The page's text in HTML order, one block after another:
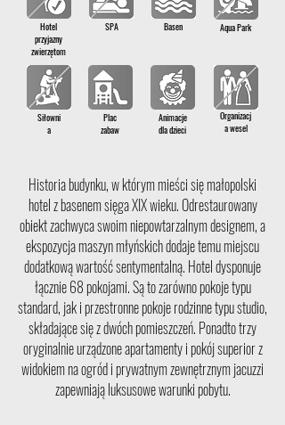
Hotel
przyjazny
zwierzętom
SPA Basen Aqua Park
Siłowni
a
Plac
zabaw
Animacje
dla dzieci
Organizacj
a wesel
Historia budynku, w którym mieści się małopolski
hotel z basenem sięga XIX wieku. Odrestaurowany
obiekt zachwyca swoim niepowtarzalnym designem, a
ekspozycja maszyn młyńskich dodaje temu miejscu
dodatkową wartość sentymentalną. Hotel dysponuje
łącznie 68 pokojami. Są to zarówno pokoje typu
standard, jak i przestronne pokoje rodzinne typu studio,
składające się z dwóch pomieszczeń. Ponadto trzy
oryginalnie urządzone apartamenty i pokój superior z
widokiem na ogród i prywatnym zewnętrznym jacuzzi
zapewniają luksusowe warunki pobytu.